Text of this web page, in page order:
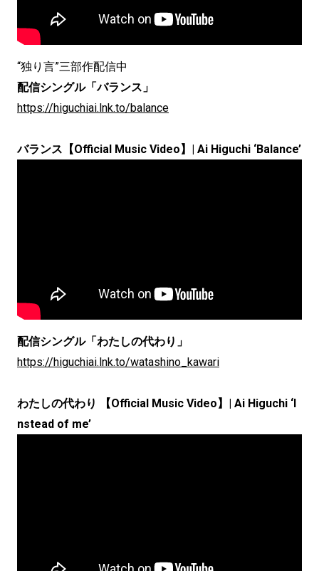
“独り言”三部作配信中
配信シングル「バランス」
https://higuchiai.lnk.to/balance
バランス【Official Music Video】| Ai Higuchi ‘Balance’
配信シングル「わたしの代わり」
https://higuchiai.lnk.to/watashino_kawari
わたしの代わり 【Official Music Video】| Ai Higuchi ‘I
nstead of me’